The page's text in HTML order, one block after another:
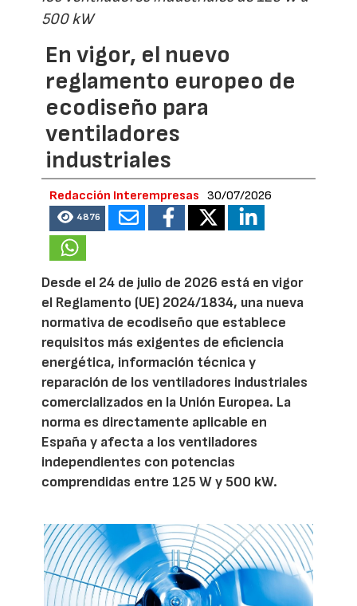
500 kW
En vigor, el nuevo
reglamento europeo de
ecodiseño para
ventiladores
industriales
Redacción Interempresas 30/07/2026
4876
Desde el 24 de julio de 2026 está en vigor
el Reglamento (UE) 2024/1834, una nueva
normativa de ecodiseño que establece
requisitos más exigentes de eficiencia
energética, información técnica y
reparación de los ventiladores industriales
comercializados en la Unión Europea. La
norma es directamente aplicable en
España y afecta a los ventiladores
independientes con potencias
comprendidas entre 125 W y 500 kW.